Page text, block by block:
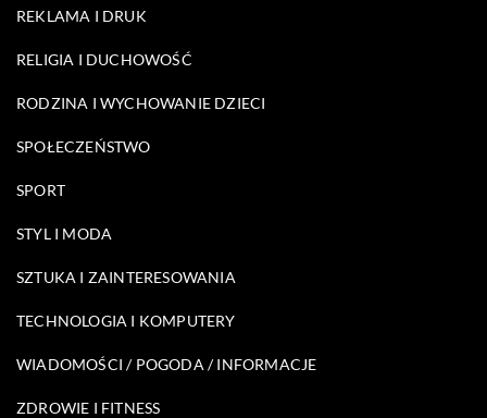
REKLAMA I DRUK
RELIGIA I DUCHOWOŚĆ
RODZINA I WYCHOWANIE DZIECI
SPOŁECZEŃSTWO
SPORT
STYL I MODA
SZTUKA I ZAINTERESOWANIA
TECHNOLOGIA I KOMPUTERY
WIADOMOŚCI / POGODA / INFORMACJE
ZDROWIE I FITNESS